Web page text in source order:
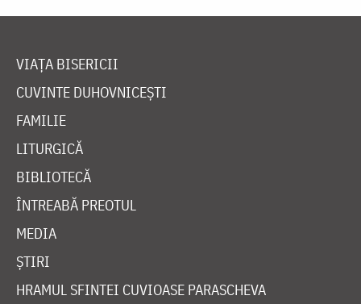
VIAȚA BISERICII
CUVINTE DUHOVNICEȘTI
FAMILIE
LITURGICĂ
BIBLIOTECĂ
ÎNTREABĂ PREOTUL
MEDIA
ȘTIRI
HRAMUL SFINTEI CUVIOASE PARASCHEVA